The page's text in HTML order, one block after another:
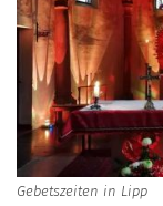
Gebetszeiten in Lipp